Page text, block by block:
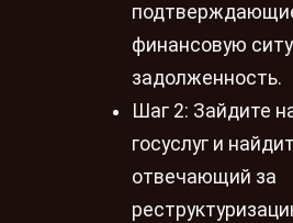
финансовую
задолженность.
Шаг 2: Зайдите
госуслуг и
отвечающий за